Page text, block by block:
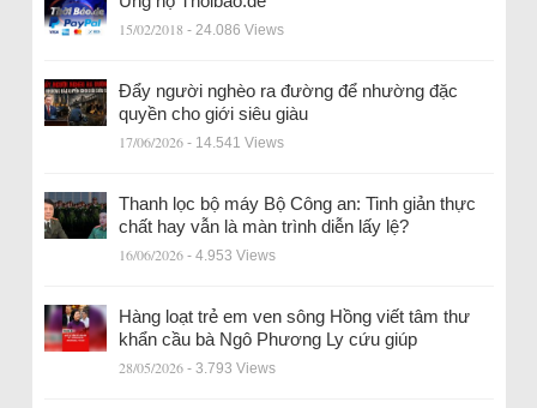
15/02/2018 - 24.086 Views
Đẩy người nghèo ra đường để nhường đặc
quyền cho giới siêu giàu
17/06/2026 - 14.541 Views
Thanh lọc bộ máy Bộ Công an: Tinh giản thực
chất hay vẫn là màn trình diễn lấy lệ?
16/06/2026 - 4.953 Views
Hàng loạt trẻ em ven sông Hồng viết tâm thư
khẩn cầu bà Ngô Phương Ly cứu giúp
28/05/2026 - 3.793 Views